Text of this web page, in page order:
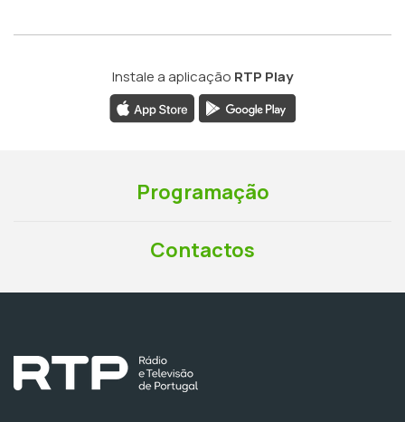
Instale a aplicação RTP Play
Programação
Contactos